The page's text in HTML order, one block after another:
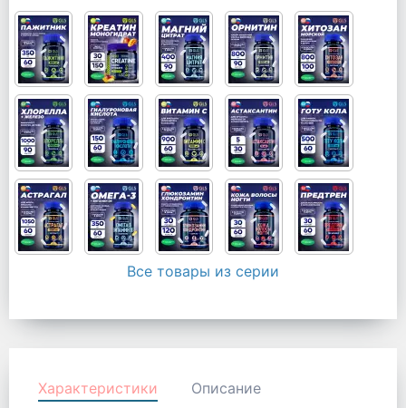
Все товары из серии
Характеристики Описание